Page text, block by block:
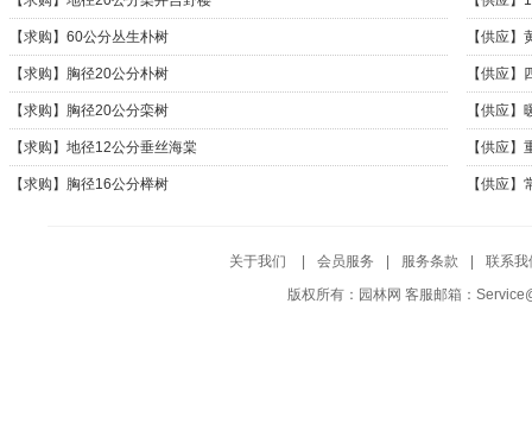
【求购】 60公分丛生朴树
【求购】 胸径20公分朴树
【求购】 胸径20公分栾树
【求购】 地径12公分垂丝海棠
【求购】 胸径16公分榉树
长期出售
【供应】
地
【供应】
草花
【供应】
【供应】
都鸳鸯茉
【供应】
关于我们 会员服务 服务条款
联系我
版权所有：园林网 客服邮箱：